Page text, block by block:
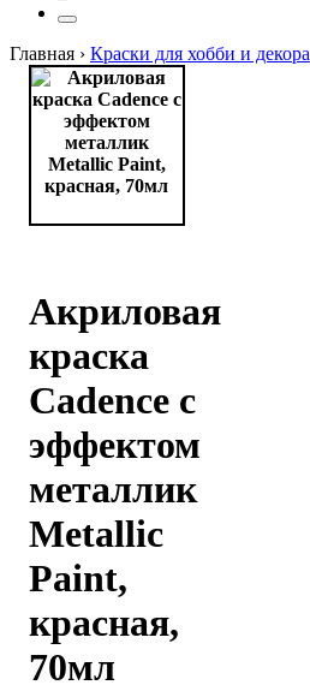
Главная › Краски для хобби и декора
Акриловая
краска
Cadence с
эффектом
металлик
Metallic
Paint,
красная,
70мл